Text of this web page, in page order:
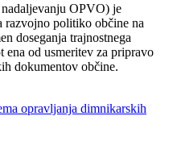
OPVO) je
razvojno politiko občine na
doseganja trajnostnega
od usmeritev za pripravo
dokumentov občine.